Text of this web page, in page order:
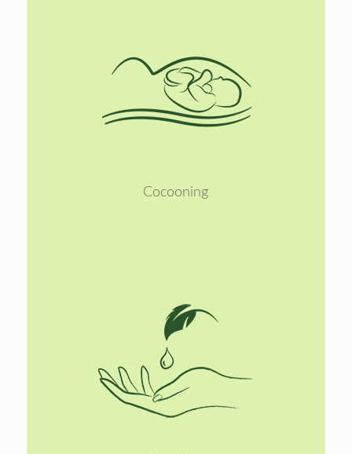
Lees
meer
Cocooning
Lees
meer